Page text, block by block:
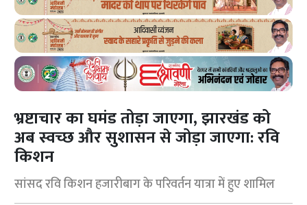
भ्रष्टाचार का घमंड तोड़ा जाएगा, झारखंड को
अब स्वच्छ और सुशासन से जोड़ा जाएगा: रवि
किशन
सांसद रवि किशन हजारीबाग के परिवर्तन यात्रा में हुए शामिल